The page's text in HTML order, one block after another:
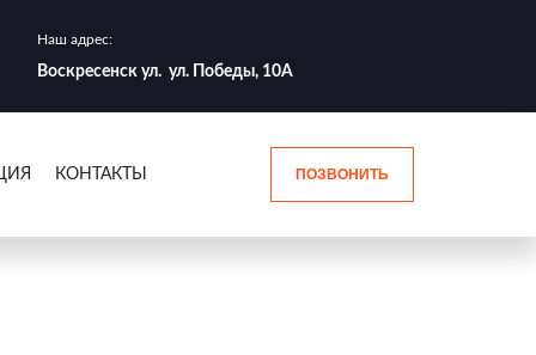
Наш адрес:
Воскресенск ул. ул. Победы, 10А
КОНТАКТЫ ПОЗВОНИТЬ